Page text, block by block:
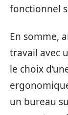
fonctionnel
En somme,
travail avec
le choix
un bureau